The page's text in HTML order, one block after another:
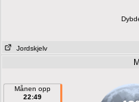
Jordskjelv
Månen opp
22:49